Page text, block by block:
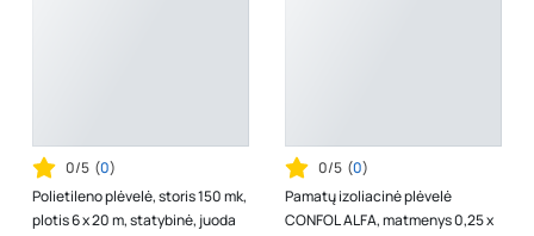
0/5 (0)
Polietileno plėvelė, storis 150 mk,
plotis 6 x 20 m, statybinė, juoda
0/5 (0)
Pamatų izoliacinė plėvelė
CONFOL ALFA, matmenys 0,25 x